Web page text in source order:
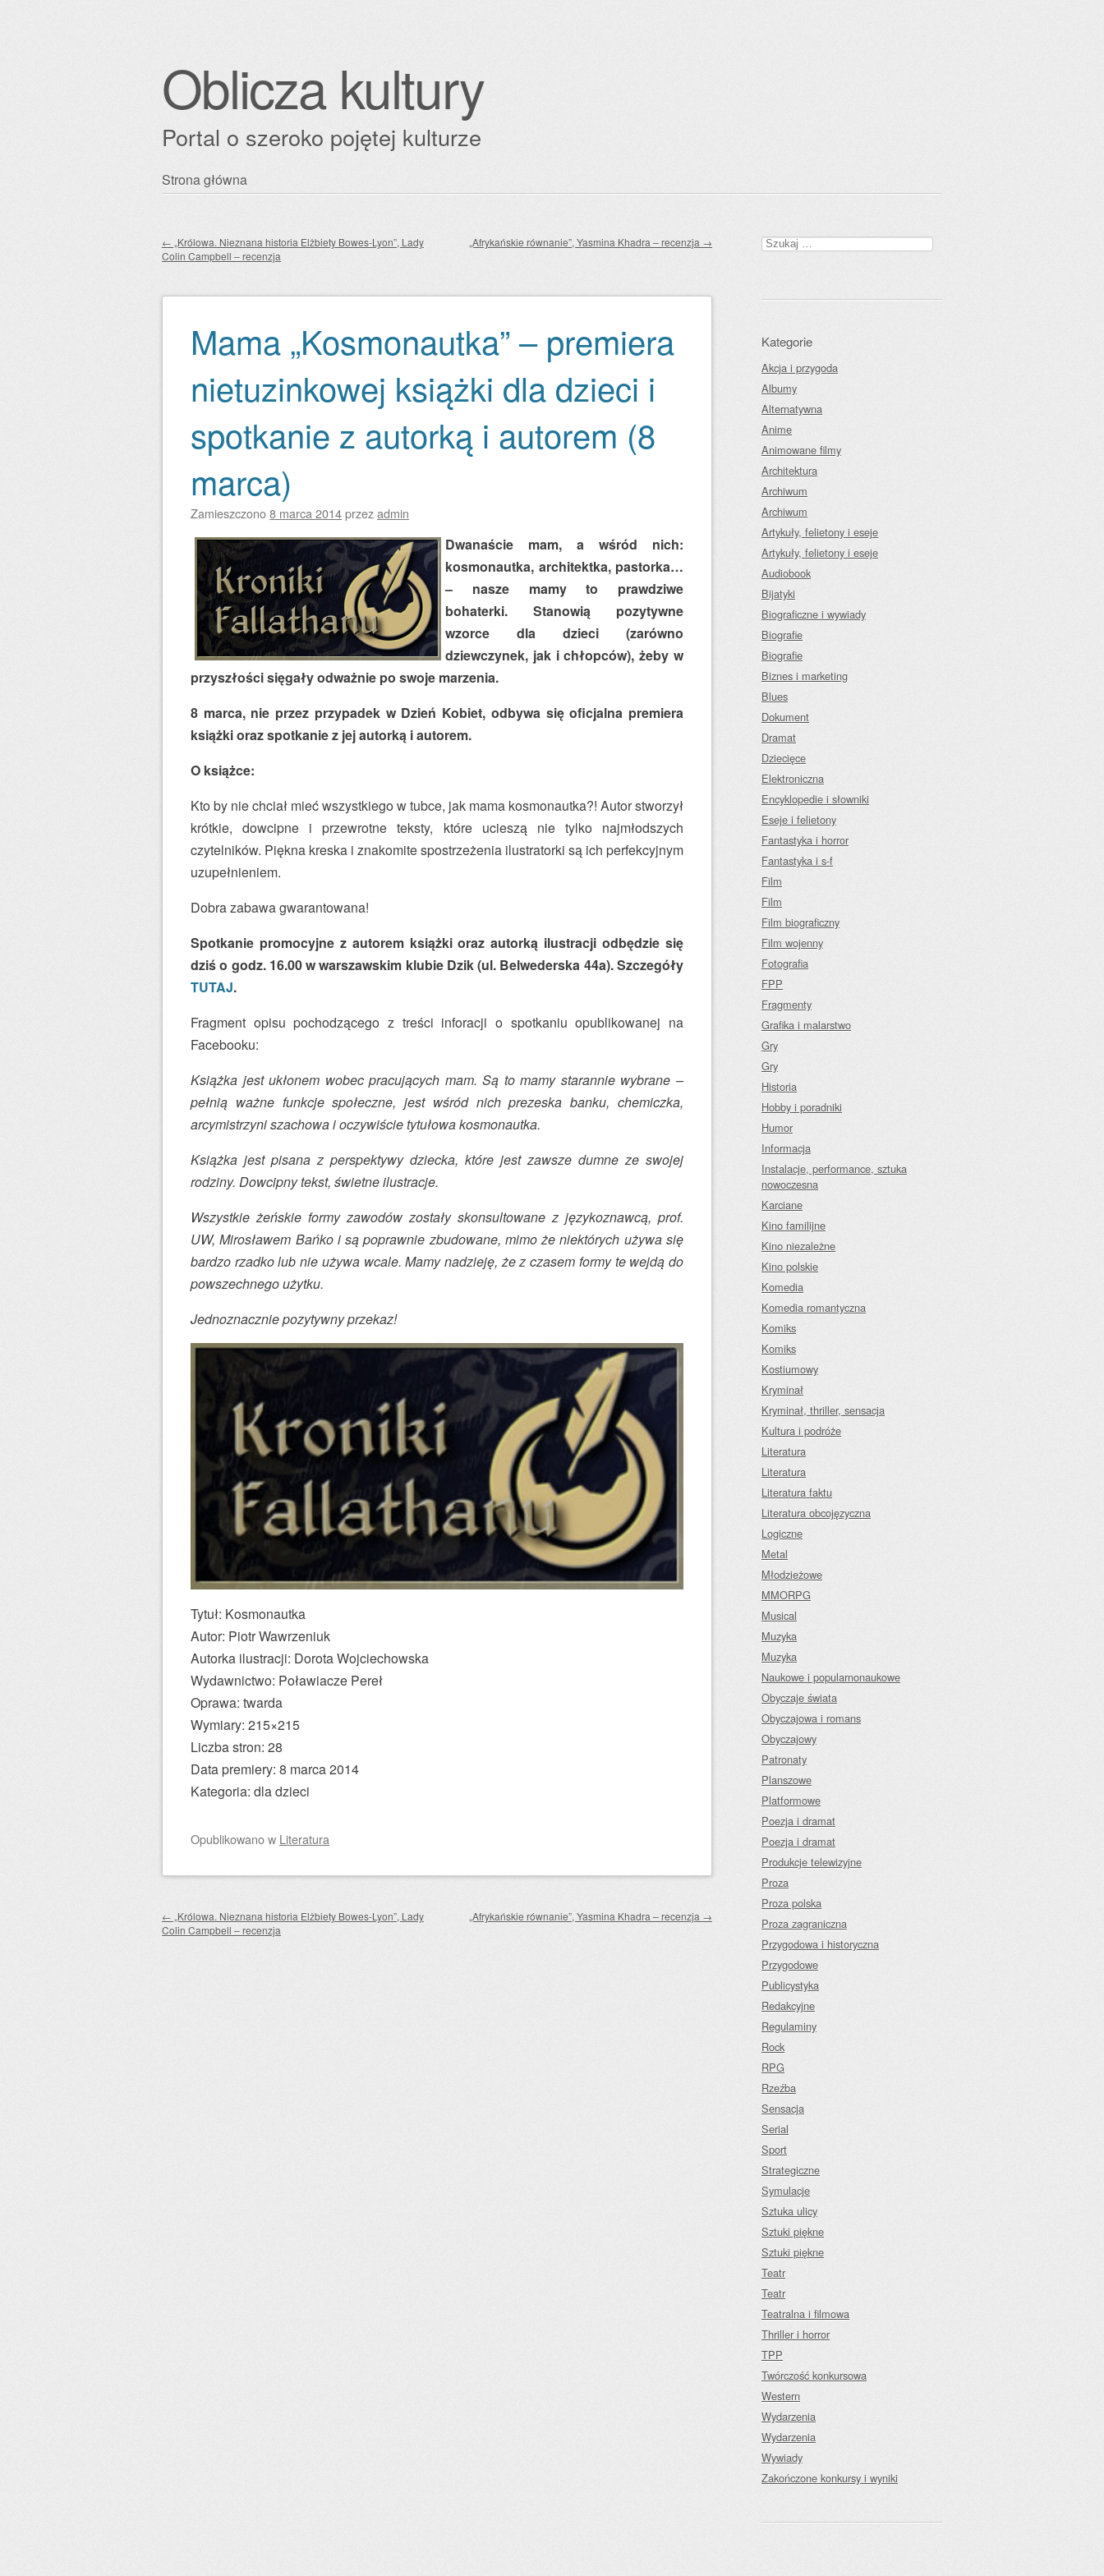
Oblicza kultury
Portal o szeroko pojętej kulturze
Przejdź
Strona główna
← „Królowa. Nieznana historia Elżbiety Bowes-Lyon”, Lady
Colin Campbell – recenzja
„Afrykańskie równanie”, Yasmina Khadra – recenzja →
Mama „Kosmonautka” – premiera
nietuzinkowej książki dla dzieci i
spotkanie z autorką i autorem (8
marca)
Zamieszczono8 marca 2014przezadmin
Dwanaście mam, a wśród nich:
kosmonautka, architektka, pastorka…
– nasze mamy to prawdziwe
bohaterki. Stanowią pozytywne
wzorce dla dzieci (zarówno
dziewczynek, jak i chłopców), żeby w
przyszłości sięgały odważnie po swoje marzenia.
8 marca, nie przez przypadek w Dzień Kobiet, odbywa się oficjalna premiera
książki oraz spotkanie z jej autorką i autorem.
O książce:
Kto by nie chciał mieć wszystkiego w tubce, jak mama kosmonautka?! Autor stworzył
krótkie, dowcipne i przewrotne teksty, które ucieszą nie tylko najmłodszych
czytelników. Piękna kreska i znakomite spostrzeżenia ilustratorki są ich perfekcyjnym
uzupełnieniem.
Dobra zabawa gwarantowana!
Spotkanie promocyjne z autorem książki oraz autorką ilustracji odbędzie się
dziś o godz. 16.00 w warszawskim klubie Dzik (ul. Belwederska 44a). Szczegóły
TUTAJ.
Fragment opisu pochodzącego z treści inforacji o spotkaniu opublikowanej na
Facebooku:
Książka jest ukłonem wobec pracujących mam. Są to mamy starannie wybrane –
pełnią ważne funkcje społeczne, jest wśród nich prezeska banku, chemiczka,
arcymistrzyni szachowa i oczywiście tytułowa kosmonautka.
Książka jest pisana z perspektywy dziecka, które jest zawsze dumne ze swojej
rodziny. Dowcipny tekst, świetne ilustracje.
Wszystkie żeńskie formy zawodów zostały skonsultowane z językoznawcą, prof.
UW, Mirosławem Bańko i są poprawnie zbudowane, mimo że niektórych używa się
bardzo rzadko lub nie używa wcale. Mamy nadzieję, że z czasem formy te wejdą do
powszechnego użytku.
Jednoznacznie pozytywny przekaz!
Tytuł: Kosmonautka
Autor: Piotr Wawrzeniuk
Autorka ilustracji: Dorota Wojciechowska
Wydawnictwo: Poławiacze Pereł
Oprawa: twarda
Wymiary: 215×215
Liczba stron: 28
Data premiery: 8 marca 2014
Kategoria: dla dzieci
Opublikowanow Literatura
Zobacz wpisy
← „Królowa. Nieznana historia Elżbiety Bowes-Lyon”, Lady
Colin Campbell – recenzja
„Afrykańskie równanie”, Yasmina Khadra – recenzja →
Szukaj:
Kategorie
Akcja i przygoda
Albumy
Alternatywna
Anime
Animowane filmy
Architektura
Archiwum
Archiwum
Artykuły, felietony i eseje
Artykuły, felietony i eseje
Audiobook
Bijatyki
Biograficzne i wywiady
Biografie
Biografie
Biznes i marketing
Blues
Dokument
Dramat
Dziecięce
Elektroniczna
Encyklopedie i słowniki
Eseje i felietony
Fantastyka i horror
Fantastyka i s-f
Film
Film
Film biograficzny
Film wojenny
Fotografia
FPP
Fragmenty
Grafika i malarstwo
Gry
Gry
Historia
Hobby i poradniki
Humor
Informacja
Instalacje, performance, sztuka
nowoczesna
Karciane
Kino familijne
Kino niezależne
Kino polskie
Komedia
Komedia romantyczna
Komiks
Komiks
Kostiumowy
Kryminał
Kryminał, thriller, sensacja
Kultura i podróże
Literatura
Literatura
Literatura faktu
Literatura obcojęzyczna
Logiczne
Metal
Młodzieżowe
MMORPG
Musical
Muzyka
Muzyka
Naukowe i popularnonaukowe
Obyczaje świata
Obyczajowa i romans
Obyczajowy
Patronaty
Planszowe
Platformowe
Poezja i dramat
Poezja i dramat
Produkcje telewizyjne
Proza
Proza polska
Proza zagraniczna
Przygodowa i historyczna
Przygodowe
Publicystyka
Redakcyjne
Regulaminy
Rock
RPG
Rzeźba
Sensacja
Serial
Sport
Strategiczne
Symulacje
Sztuka ulicy
Sztuki piękne
Sztuki piękne
Teatr
Teatr
Teatralna i filmowa
Thriller i horror
TPP
Twórczość konkursowa
Western
Wydarzenia
Wydarzenia
Wywiady
Zakończone konkursy i wyniki